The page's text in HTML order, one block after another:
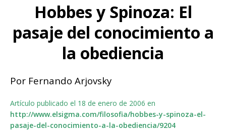
Hobbes y Spinoza: El
pasaje del conocimiento a
la obediencia
Por Fernando Arjovsky
Artículo publicado el 18 de enero de 2006 en
http://www.elsigma.com/filosofia/hobbes-y-spinoza-el-
pasaje-del-conocimiento-a-la-obediencia/9204